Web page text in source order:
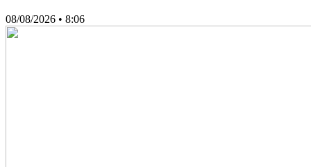
08/08/2026 • 8:06